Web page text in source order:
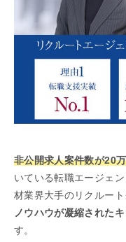
非公開求人案件数が20
いている転職エージェ
材業界大手のリクルー
ノウハウが凝縮された
す。